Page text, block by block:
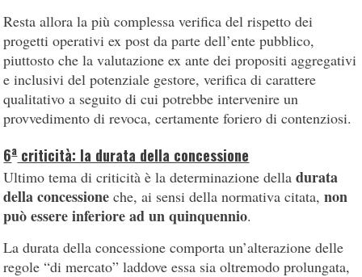
Resta allora la più complessa verifica del rispetto dei
progetti operativi ex post da parte dell’ente pubblico,
piuttosto che la valutazione ex ante dei propositi aggregativi
e inclusivi del potenziale gestore, verifica di carattere
qualitativo a seguito di cui potrebbe intervenire un
provvedimento di revoca, certamente foriero di contenziosi.
6acriticità: la durata della concessione
Ultimo tema di criticità è la determinazione delladurata
della concessione che, ai sensi della normativa citata,non
può essere inferiore ad un quinquennio.
La durata della concessione comporta un’alterazione delle
regole “di mercato” laddove essa sia oltremodo prolungata,